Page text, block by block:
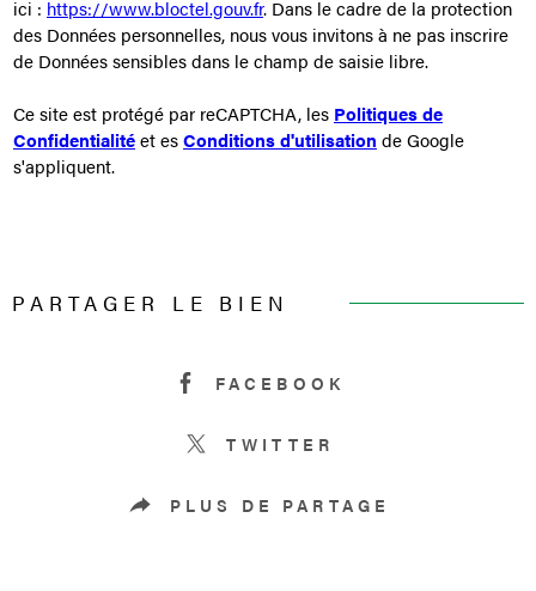
ici : https://www.bloctel.gouv.fr. Dans le cadre de la protection
des Données personnelles, nous vous invitons à ne pas inscrire
de Données sensibles dans le champ de saisie libre.
Ce site est protégé par reCAPTCHA, les Politiques de
Confidentialitéet esConditions d'utilisation de Google
s'appliquent.
PARTAGER LE BIEN
FACEBOOK
TWITTER
PLUS DE PARTAGE